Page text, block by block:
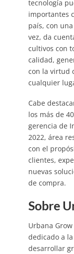
tecnología
importantes
país, con
vez, da
cultivos con
calidad,
con la virtud
cualquier
Cabe
los más de
gerencia de
2022, área
con el
clientes,
nuevas
de compra.
Sobre
Urbana
dedicado a
desarrollar